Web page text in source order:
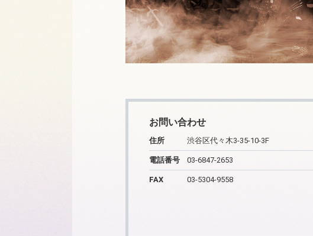
お問い合わせ
住所 渋谷区代々木3-35-10-3F
電話番号 03-6847-2653
FAX 03-5304-9558